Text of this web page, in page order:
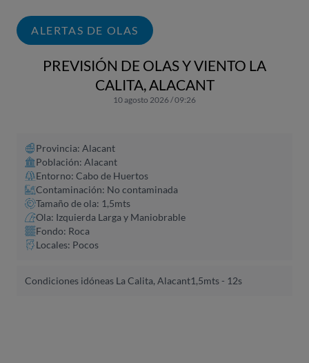
ALERTAS DE OLAS
PREVISIÓN DE OLAS Y VIENTO LA
CALITA, ALACANT
10 agosto 2026 / 09:26
Provincia: Alacant​
Población: Alacant
Entorno: Cabo de Huertos
Contaminación: No contaminada
Tamaño de ola: 1,5mts
Ola: Izquierda Larga y Maniobrable
Fondo: Roca
Locales: Pocos
Condiciones idóneas La Calita, Alacant1,5mts - 12s